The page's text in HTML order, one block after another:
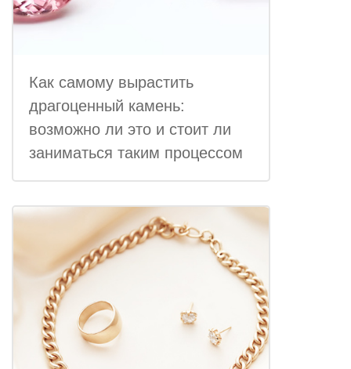
Как самому вырастить
драгоценный камень:
возможно ли это и стоит ли
заниматься таким процессом